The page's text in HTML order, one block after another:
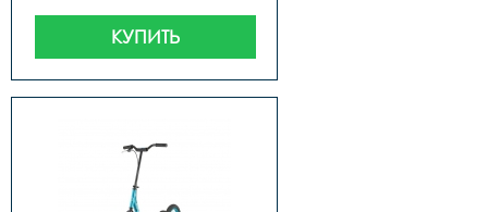
7,2 кг,возраст: 5
КУПИТЬ